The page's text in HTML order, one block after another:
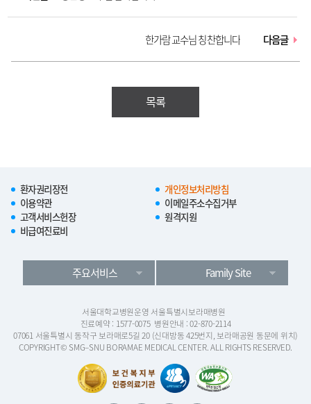
한가람 교수님 칭찬합니다 다음글
목록
환자권리장전
개인정보처리방침
이용약관
이메일주소수집거부
고객서비스헌장
원격지원
비급여진료비
주요서비스 Family Site
서울대학교병원운영 서울특별시보라매병원
진료예약 : 1577-0075 병원안내 : 02-870-2114
07061 서울특별시 동작구 보라매로5길 20 (신대방동 425번지, 보라매공원 동문에 위치)
COPYRIGHT© SMG–SNU BORAMAE MEDICAL CENTER. ALL RIGHTS RESERVED.